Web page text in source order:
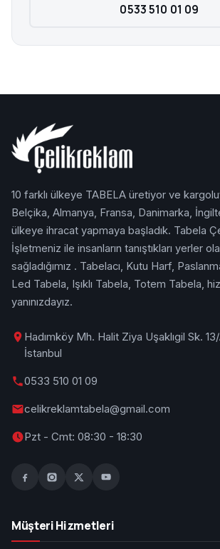
0533 510 01 09
10 farklı ülkeye TABELA üretiyor ve
Belçika, Almanya, Fransa, Danimarka,
ülkeye ihracat yapmaya başladık. Tabela
İşletmeniz ile insanların tanıştıkları yerler
sağladığımız . Tabelacı, Kutu Harf,
Led Tabela, Işıklı Tabela, Totem Tabela,
yanınızdayız.
Hadımköy Mh. Halit Ziya Uşaklıgil Sk.
İstanbul
0533 510 01 09
celikreklamtabela@gmail.com
Pzt - Cmt: 08:30 - 18:30
Müşteri Hizmetleri